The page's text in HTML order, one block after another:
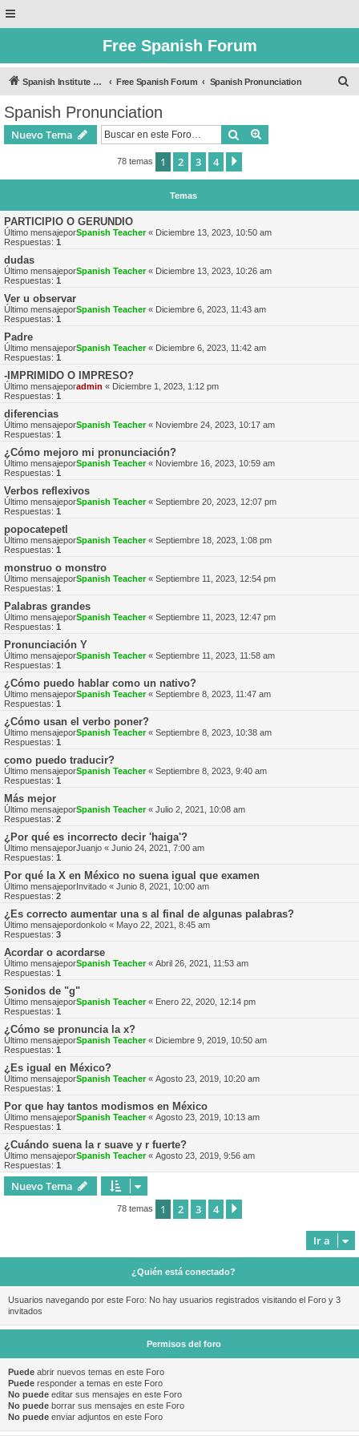
Free Spanish Forum
Spanish Institute of Puebla Free Spanish Forum Spanish Pronunciation
Spanish Pronunciation
Nuevo Tema Buscar
78 temas 1 2 3 4
Temas
PARTICIPIO O GERUNDIO
Último mensajeporSpanish Teacher« Diciembre 13, 2023, 10:50 am
Respuestas: 1
dudas
Último mensajeporSpanish Teacher« Diciembre 13, 2023, 10:26 am
Respuestas: 1
Ver u observar
Último mensajeporSpanish Teacher« Diciembre 6, 2023, 11:43 am
Respuestas: 1
Padre
Último mensajeporSpanish Teacher« Diciembre 6, 2023, 11:42 am
Respuestas: 1
-IMPRIMIDO O IMPRESO?
Último mensajeporadmin « Diciembre 1, 2023, 1:12 pm
Respuestas: 1
diferencias
Último mensajeporSpanish Teacher« Noviembre 24, 2023, 10:17 am
Respuestas: 1
¿Cómo mejoro mi pronunciación?
Último mensajeporSpanish Teacher« Noviembre 16, 2023, 10:59 am
Respuestas: 1
Verbos reflexivos
Último mensajeporSpanish Teacher« Septiembre 20, 2023, 12:07 pm
Respuestas: 1
popocatepetl
Último mensajeporSpanish Teacher« Septiembre 18, 2023, 1:08 pm
Respuestas: 1
monstruo o monstro
Último mensajeporSpanish Teacher« Septiembre 11, 2023, 12:54 pm
Respuestas: 1
Palabras grandes
Último mensajeporSpanish Teacher« Septiembre 11, 2023, 12:47 pm
Respuestas: 1
Pronunciación Y
Último mensajeporSpanish Teacher« Septiembre 11, 2023, 11:58 am
Respuestas: 1
¿Cómo puedo hablar como un nativo?
Último mensajeporSpanish Teacher« Septiembre 8, 2023, 11:47 am
Respuestas: 1
¿Cómo usan el verbo poner?
Último mensajeporSpanish Teacher« Septiembre 8, 2023, 10:38 am
Respuestas: 1
como puedo traducir?
Último mensajeporSpanish Teacher« Septiembre 8, 2023, 9:40 am
Respuestas: 1
Más mejor
Último mensajeporSpanish Teacher« Julio 2, 2021, 10:08 am
Respuestas: 2
¿Por qué es incorrecto decir 'haiga'?
Último mensajeporJuanjo « Junio 24, 2021, 7:00 am
Respuestas: 1
Por qué la X en México no suena igual que examen
Último mensajeporInvitado « Junio 8, 2021, 10:00 am
Respuestas: 2
¿Es correcto aumentar una s al final de algunas palabras?
Último mensajepordonkolo « Mayo 22, 2021, 8:45 am
Respuestas: 3
Acordar o acordarse
Último mensajeporSpanish Teacher« Abril 26, 2021, 11:53 am
Respuestas: 1
Sonidos de "g"
Último mensajeporSpanish Teacher« Enero 22, 2020, 12:14 pm
Respuestas: 1
¿Cómo se pronuncia la x?
Último mensajeporSpanish Teacher« Diciembre 9, 2019, 10:50 am
Respuestas: 1
¿Es igual en México?
Último mensajeporSpanish Teacher« Agosto 23, 2019, 10:20 am
Respuestas: 1
Por que hay tantos modismos en México
Último mensajeporSpanish Teacher« Agosto 23, 2019, 10:13 am
Respuestas: 1
¿Cuándo suena la r suave y r fuerte?
Último mensajeporSpanish Teacher« Agosto 23, 2019, 9:56 am
Respuestas: 1
Nuevo Tema
78 temas 1 2 3 4
Ir a
¿Quién está conectado?
Usuarios navegando por este Foro: No hay usuarios registrados visitando el Foro y 3
invitados
Permisos del foro
Puede abrir nuevos temas en este Foro
Puede responder a temas en este Foro
No puede editar sus mensajes en este Foro
No puede borrar sus mensajes en este Foro
No puede enviar adjuntos en este Foro